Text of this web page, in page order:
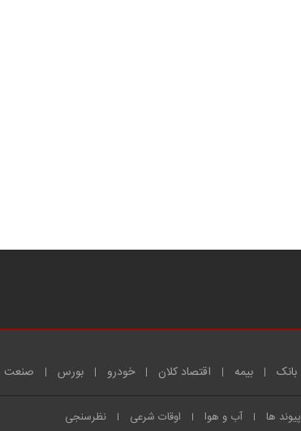
بانک بیمه اقتصاد کلان خودرو بورس صنعت
پیوند ها آب و هوا اوقات شرعی نظرسنجی